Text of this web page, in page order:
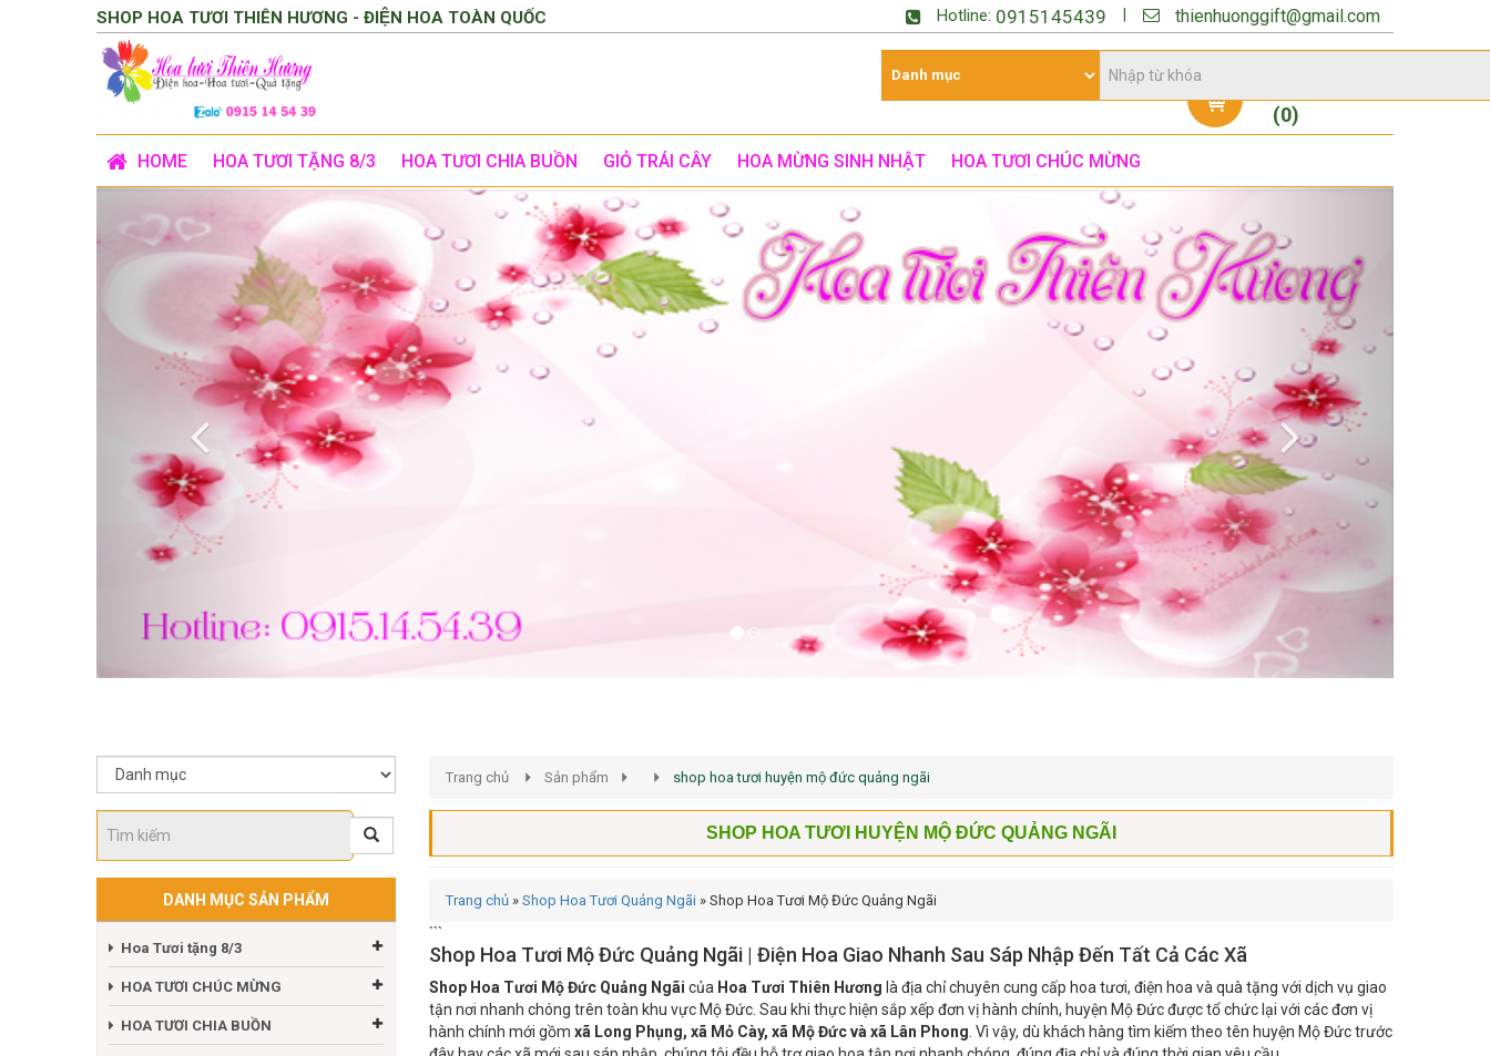
SHOP HOA TƯƠI THIÊN HƯƠNG - ĐIỆN HOA TOÀN QUỐC Hotline: 0915145439 thienhuonggift@gmail.com
(0)
HOME HOA TƯƠI TẶNG 8/3 HOA TƯƠI CHIA BUỒN GIỎ TRÁI CÂY HOA MỪNG SINH NHẬT HOA TƯƠI CHÚC MỪNG
Previous
Hoa Tươi tặng 8/3
HOA TƯƠI CHÚC MỪNG
Trang chủ Sản phẩm shop hoa tươi huyện mộ đức quảng ngãi
```
Shop Hoa Tươi Mộ Đức Quảng Ngãi | Điện Hoa Giao Nhanh Sau Sáp Nhập Đến Tất Cả Các Xã
Shop Hoa Tươi Mộ Đức Quảng Ngãi củaHoa Tươi Thiên Hươnglà địa chỉ chuyên cung cấp hoa tươi, điện hoa và quà tặng với dịch vụ giao
tận nơi nhanh chóng trên toàn khu vực Mộ Đức. Sau khi thực hiện sắp xếp đơn vị hành chính, huyện Mộ Đức được tổ chức lại với các đơn vị